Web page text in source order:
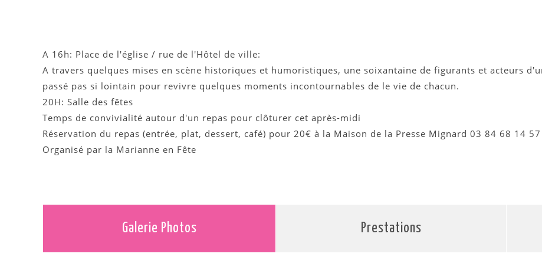
A 16h: Place de l'église / rue de l'Hôtel de ville:
A travers quelques mises en scène historiques et humoristiques, une soixantaine de figurants et acteurs
passé pas si lointain pour revivre quelques moments incontournables de le vie de chacun.
20H: Salle des fêtes
Temps de convivialité autour d'un repas pour clôturer cet après-midi
Réservation du repas (entrée, plat, dessert, café) pour 20€ à la Maison de la Presse Mignard 03 84 68 14 57
Organisé par la Marianne en Fête
Galerie Photos Prestations